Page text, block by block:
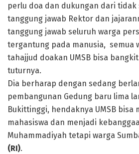
perlu doa dan dukungan dari tidak
tanggung jawab Rektor dan
tanggung jawab seluruh warga
tergantung pada manusia, semua
tahajjud doakan UMSB bisa
tuturnya.
Dia berharap dengan sedang
pembangunan Gedung baru lima
Bukittinggi, hendaknya UMSB bisa
mahasiswa dan menjadi
Muhammadiyah tetapi warga
(RI).